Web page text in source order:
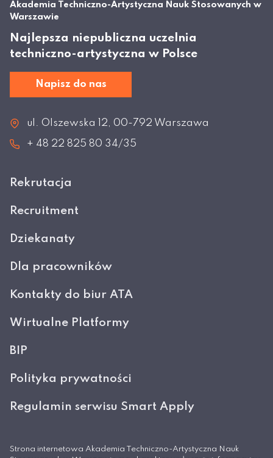
Akademia Techniczno-Artystyczna Nauk Stosowanych w
Warszawie
Najlepsza niepubliczna uczelnia
techniczno-artystyczna w Polsce
Napisz do nas
ul. Olszewska 12, 00-792 Warszawa
+ 48 22 825 80 34/35
Rekrutacja
Recruitment
Dziekanaty
Dla pracowników
Kontakty do biur ATA
Wirtualne Platformy
BIP
Polityka prywatności
Regulamin serwisu Smart Apply
Strona internetowa Akademia Techniczno-Artystyczna Nauk